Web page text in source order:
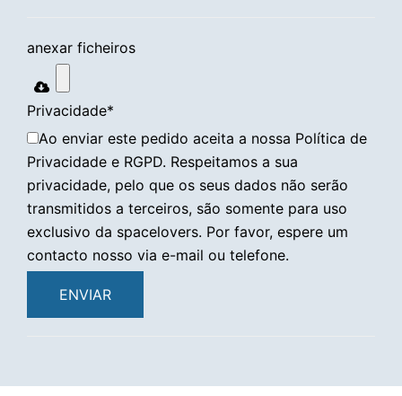
anexar ficheiros
Privacidade*
Ao enviar este pedido aceita a nossa Política de
Privacidade e RGPD. Respeitamos a sua
privacidade, pelo que os seus dados não serão
transmitidos a terceiros, são somente para uso
exclusivo da spacelovers. Por favor, espere um
contacto nosso via e-mail ou telefone.
ENVIAR